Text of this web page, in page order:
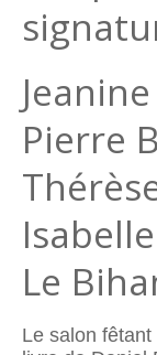
Pierre
Le
Le salon